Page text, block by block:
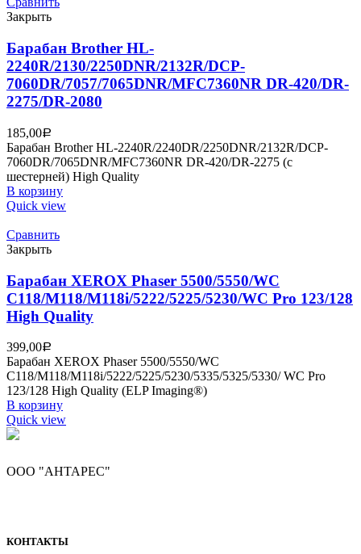
Закрыть
Барабан Brother HL-
2240R/2130/2250DNR/2132R/DCP-
7060DR/7057/7065DNR/MFC7360NR DR-420/DR-
2275/DR-2080
185,00Р
Барабан Brother HL-2240R/2240DR/2250DNR/2132R/DCP-
7060DR/7065DNR/MFC7360NR DR-420/DR-2275 (с
шестерней) High Quality
В корзину
Quick view
Сравнить
Закрыть
Барабан XEROX Phaser 5500/5550/WC
C118/M118/M118i/5222/5225/5230/WC Pro 123/128
High Quality
399,00Р
Барабан XEROX Phaser 5500/5550/WC
C118/M118/M118i/5222/5225/5230/5335/5325/5330/ WC Pro
123/128 High Quality (ELP Imaging®)
В корзину
Quick view
ООО "АНТАРЕС"
КОНТАКТЫ